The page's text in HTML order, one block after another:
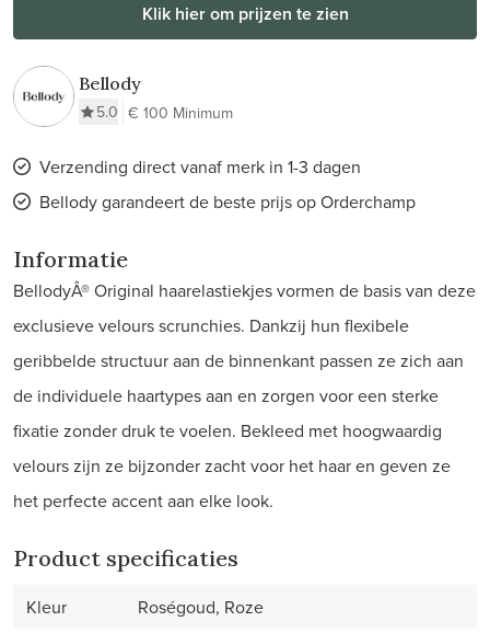
Klik hier om prijzen te zien
Bellody
5.0 € 100 Minimum
Verzending direct vanaf merk in 1-3 dagen
Bellody garandeert de beste prijs op Orderchamp
Informatie
BellodyÂ® Original haarelastiekjes vormen de basis van deze
exclusieve velours scrunchies. Dankzij hun flexibele
geribbelde structuur aan de binnenkant passen ze zich aan
de individuele haartypes aan en zorgen voor een sterke
fixatie zonder druk te voelen. Bekleed met hoogwaardig
velours zijn ze bijzonder zacht voor het haar en geven ze
het perfecte accent aan elke look.
Product specificaties
Kleur Roségoud, Roze